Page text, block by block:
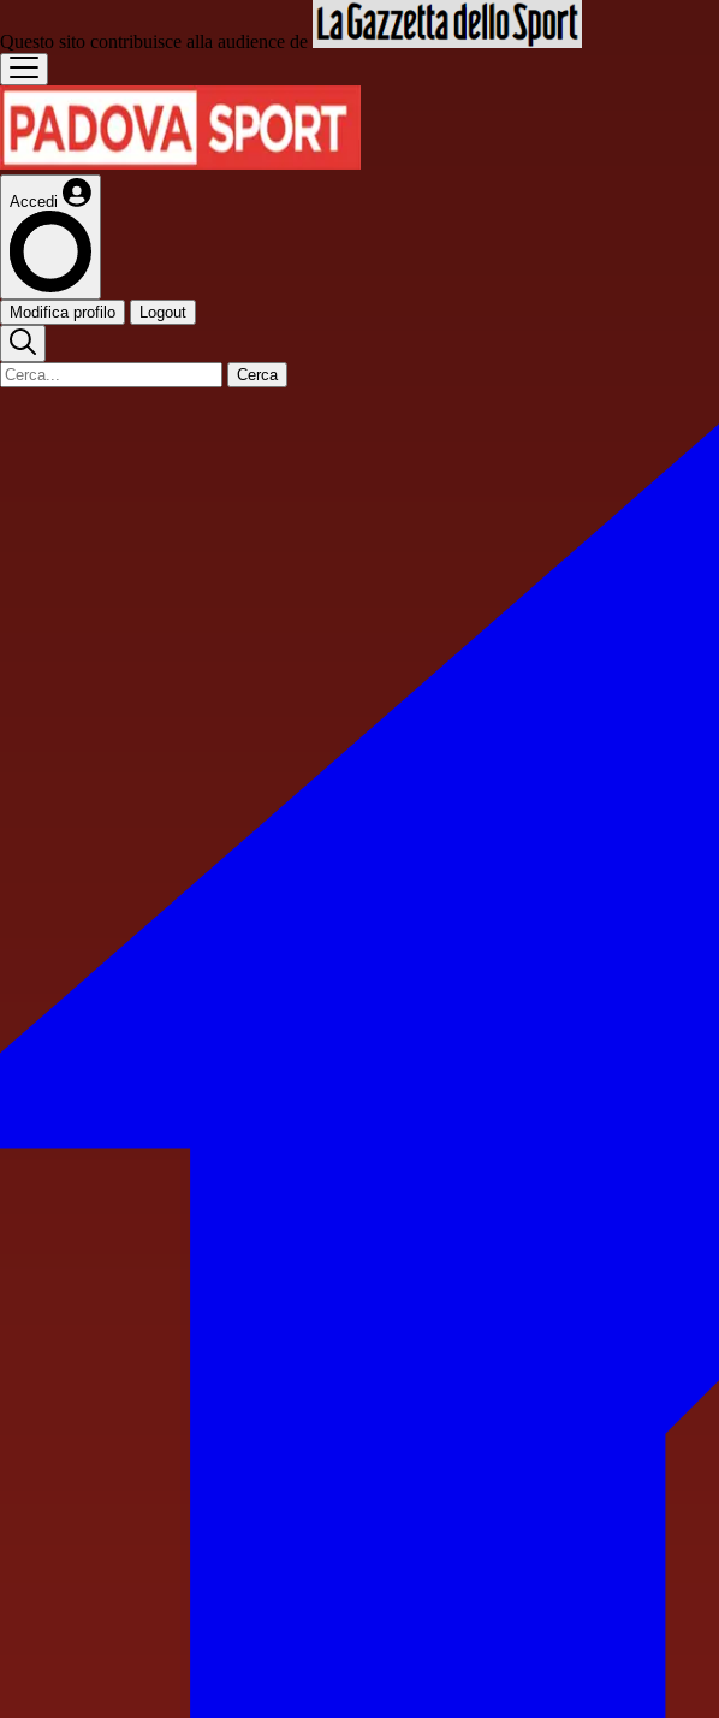
Questo sito contribuisce alla audience de
Accedi
Modifica profilo Logout
Cerca